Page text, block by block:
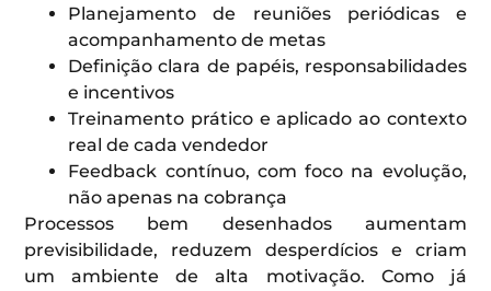
Planejamento de reuniões periódicas e
acompanhamento de metas
Definição clara de papéis, responsabilidades
e incentivos
Treinamento prático e aplicado ao contexto
real de cada vendedor
Feedback contínuo, com foco na evolução,
não apenas na cobrança
Processos bem desenhados aumentam
previsibilidade, reduzem desperdícios e criam
um ambiente de alta motivação. Como já